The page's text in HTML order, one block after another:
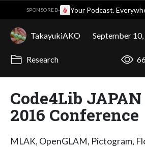
SPONSORED· Your Podcast.
TakayukiAKO September
Research
Code4Lib JAPAN
2016 Conference
MLAK, OpenGLAM, Pictogram,